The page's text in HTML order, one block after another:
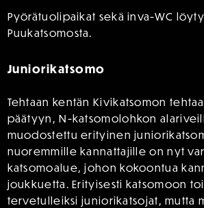
Pyörätuolipaikat sekä inva-WC
Puukatsomosta.
Juniorikatsomo
Tehtaan kentän Kivikatsomon
päätyyn, N-katsomolohkon
muodostettu erityinen
nuoremmille kannattajille on nyt
katsomoalue, johon kokoontua
joukkuetta. Erityisesti katsomoon
tervetulleiksi juniorikatsojat, mutta